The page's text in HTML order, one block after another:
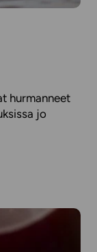
hurmanneet
jo